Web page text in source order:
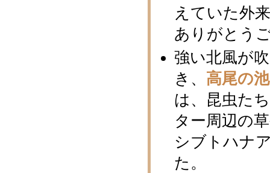
えていた外
ありがとう
強い北風が
き、 高尾の
は、昆虫た
ター周辺の
シブトハナ
た。